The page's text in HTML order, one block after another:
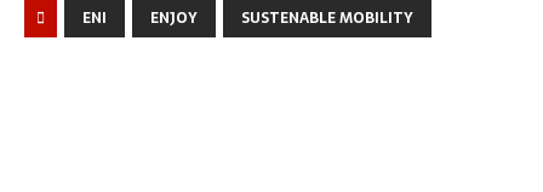
ENI ENJOY SUSTENABLE MOBILITY